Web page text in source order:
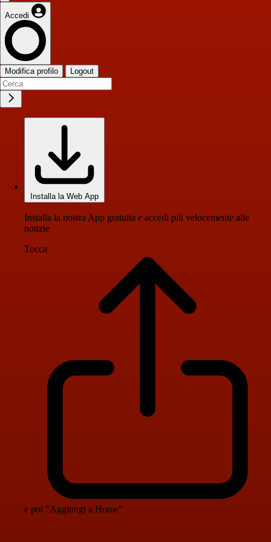
Accedi
Modifica profilo Logout
Installa la Web App
Installa la nostra App gratuita e accedi più velocemente alle
notizie
Tocca
e poi "Aggiungi a Home"